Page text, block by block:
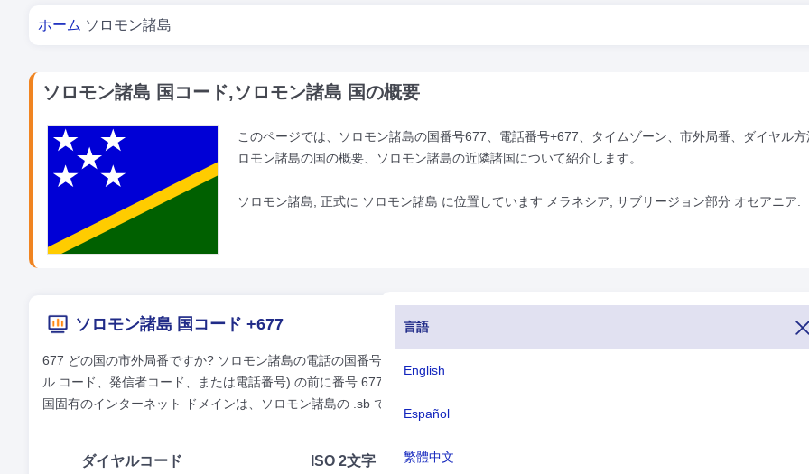
言語
English
Español
繁體中文
あなたはここにいる
ホーム ソロモン諸島
ソロモン諸島 国コード,ソロモン諸島 国の概要
このページでは、ソロモン諸島の国番号677、電話番号+677、タイムゾーン、市外局番、ダイヤル方
ロモン諸島の国の概要、ソロモン諸島の近隣諸国について紹介します。
ソロモン諸島, 正式に ソロモン諸島 に位置しています メラネシア, サブリージョン部分 オセアニア.
ソロモン諸島 国コード +677
677 どの国の市外局番ですか? ソロモン諸島の電話の国番号は 677 です。 他の国からソロモン諸島に電話したい場合は、電話番号全体
ル コード、発信者コード、または電話番号) の前に番号 677 をダイヤルしてください。 ソロモン諸島のトップ レベル ドメイン、TLD
国固有のインターネット ドメインは、ソロモン諸島の .sb で終わり、ソロモン諸島の通貨名はソロモン諸島ドル(SBD) です。
ダイヤルコード ISO 2文字